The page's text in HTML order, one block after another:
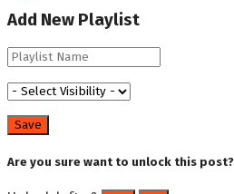
Add New Playlist
Are you sure want to unlock this post?